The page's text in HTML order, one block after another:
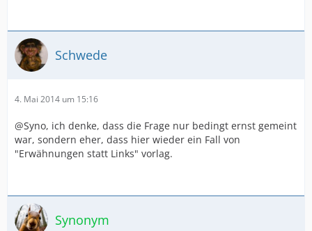
Schwede
4. Mai 2014 um 15:16
@Syno, ich denke, dass die Frage nur bedingt ernst gemeint
war, sondern eher, dass hier wieder ein Fall von
"Erwähnungen statt Links" vorlag.
Synonym